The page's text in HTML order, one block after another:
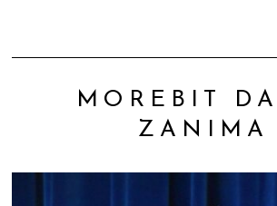
MOREBIT
ZANIMA